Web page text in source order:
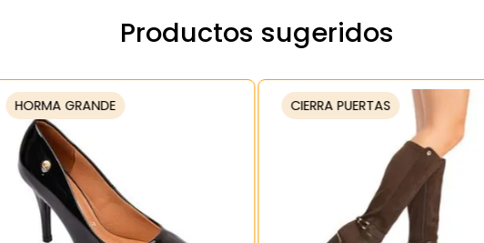
Productos sugeridos
HORMA GRANDE CIERRA PUERTAS